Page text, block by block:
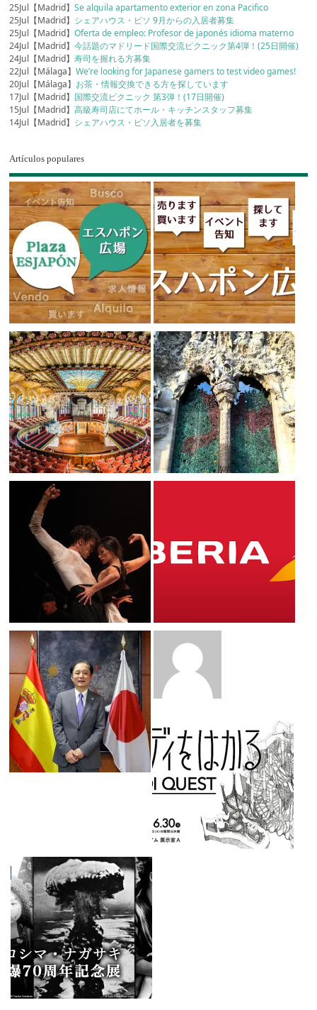
25Jul【Madrid】Se alquila apartamento exterior en zona Pacifico
25Jul【Madrid】 シェアハウス・ピソ 9月からの入居者募集
25Jul【Madrid】Oferta de empleo: Profesor de japonés idioma materno
24Jul【Madrid】今話題のマドリード国際交流ピクニック第4弾！(25日開催)
24Jul【Madrid】寿司を握れる方募集
22Jul【Málaga】We’re looking for Japanese gamers to test video games!
20Jul【Málaga】 お茶・情報交換できる方を探しています
17Jul【Madrid】 国際交流ピクニック 第3弾！(17日開催)
15Jul【Madrid】高級寿司店にてホール・キッチンスタッフ募集
14Jul【Madrid】 シェアハウス・ピソ入居者を募集
Artículos populares